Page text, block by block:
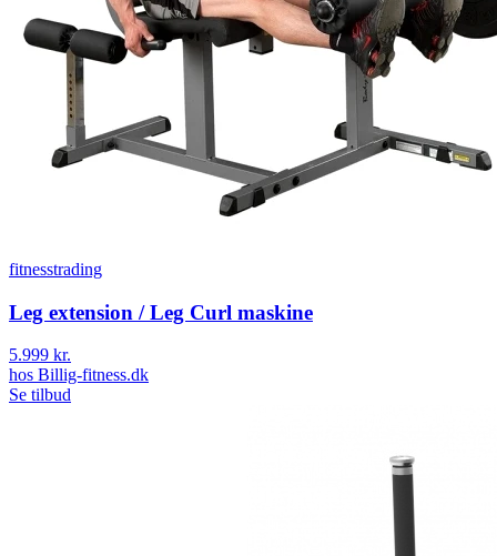
fitnesstrading
Leg extension / Leg Curl maskine
5.999 kr.
hos Billig-fitness.dk
Se tilbud